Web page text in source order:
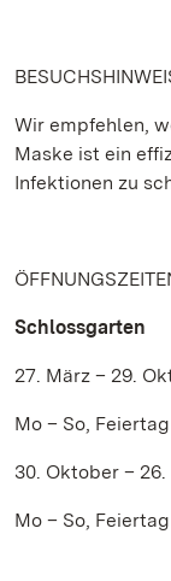
Wir empfehlen,
Maske ist ein
Infektionen zu
Schlossgarten
27. März – 29.
Mo – So,
30. Oktober –
Mo – So,